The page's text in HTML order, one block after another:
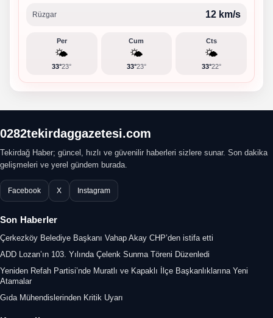
Rüzgar 12 km/s
Per
🌤️
33°23°
Cum
🌤️
33°23°
Cts
🌤️
33°22°
0282tekirdaggazetesi.com
Tekirdağ Haber; güncel, hızlı ve güvenilir haberleri sizlere sunar. Son dakika
gelişmeleri ve yerel gündem burada.
Facebook X Instagram
Son Haberler
Çerkezköy Belediye Başkanı Vahap Akay CHP’den istifa etti
ADD Lozan’ın 103. Yılında Çelenk Sunma Töreni Düzenledi
Yeniden Refah Partisi’nde Muratlı ve Kapaklı İlçe Başkanlıklarına Yeni
Atamalar
Gıda Mühendislerinden Kritik Uyarı